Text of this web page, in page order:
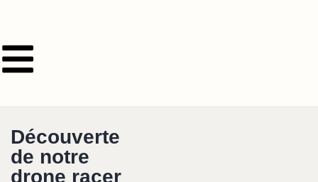
Découverte
de notre
drone racer